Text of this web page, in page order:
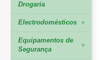
Drogaria
Electrodomésticos
Equipamentos de
Segurança